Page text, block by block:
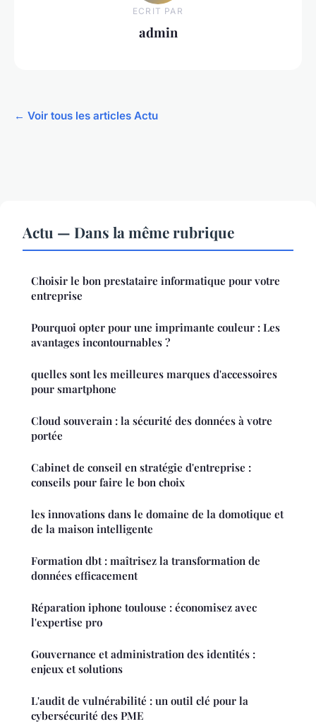
ECRIT PAR
admin
← Voir tous les articles Actu
Actu — Dans la même rubrique
Choisir le bon prestataire informatique pour votre
entreprise
Pourquoi opter pour une imprimante couleur : Les
avantages incontournables ?
quelles sont les meilleures marques d'accessoires
pour smartphone
Cloud souverain : la sécurité des données à votre
portée
Cabinet de conseil en stratégie d'entreprise :
conseils pour faire le bon choix
les innovations dans le domaine de la domotique et
de la maison intelligente
Formation dbt : maîtrisez la transformation de
données efficacement
Réparation iphone toulouse : économisez avec
l'expertise pro
Gouvernance et administration des identités :
enjeux et solutions
L'audit de vulnérabilité : un outil clé pour la
cybersécurité des PME